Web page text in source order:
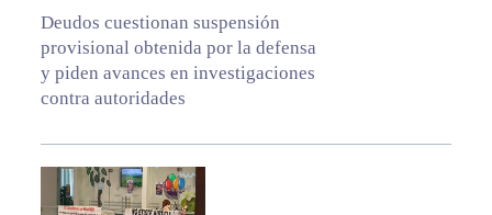
Deudos cuestionan suspensión
provisional obtenida por la defensa
y piden avances en investigaciones
contra autoridades